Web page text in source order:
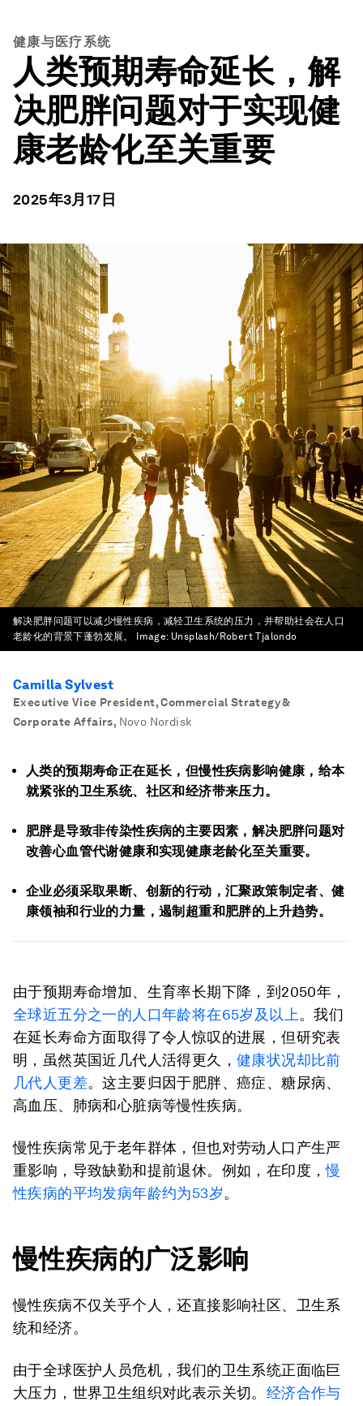
健康与医疗系统
人类预期寿命延长，解
决肥胖问题对于实现健
康老龄化至关重要
2025年3月17日
解决肥胖问题可以减少慢性疾病，减轻卫生系统的压力，并帮助社会在人口
老龄化的背景下蓬勃发展。
Image: Unsplash/Robert Tjalondo
Camilla Sylvest
Executive Vice President, Commercial Strategy &
Corporate Affairs, Novo Nordisk
人类的预期寿命正在延长，但慢性疾病影响健康，给本
就紧张的卫生系统、社区和经济带来压力。
肥胖是导致非传染性疾病的主要因素，解决肥胖问题对
改善心血管代谢健康和实现健康老龄化至关重要。
企业必须采取果断、创新的行动，汇聚政策制定者、健
康领袖和行业的力量，遏制超重和肥胖的上升趋势。
由于预期寿命增加、生育率长期下降，到2050年，
全球近五分之一的人口年龄将在65岁及以上。我们
在延长寿命方面取得了令人惊叹的进展，但研究表
明，虽然英国近几代人活得更久， 健康状况却比前
几代人更差。这主要归因于肥胖、癌症、糖尿病、
高血压、肺病和心脏病等慢性疾病。
慢性疾病常见于老年群体，但也对劳动人口产生严
重影响，导致缺勤和提前退休。例如，在印度，慢
性疾病的平均发病年龄约为53岁。
慢性疾病的广泛影响
慢性疾病不仅关乎个人，还直接影响社区、卫生系
统和经济。
由于全球医护人员危机，我们的卫生系统正面临巨
大压力，世界卫生组织对此表示关切。 经济合作与